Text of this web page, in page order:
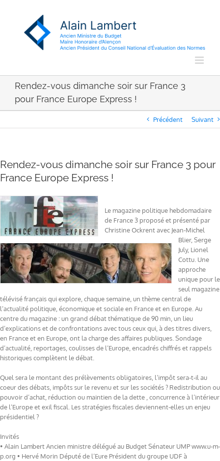
Rendez-vous dimanche soir sur France 3
pour France Europe Express !
Précédent Suivant
Rendez-vous dimanche soir sur France 3 pour
France Europe Express !
Le magazine politique hebdomadaire
de France 3 proposé et présenté par
Christine Ockrent avec Jean-Michel
Blier, Serge
July, Lionel
Cottu. Une
approche
unique pour le
seul magazine
télévisé français qui explore, chaque semaine, un thème central de
l’actualité politique, économique et sociale en France et en Europe. Au
centre du magazine : un grand débat thématique de 90 min, un lieu
d’explications et de confrontations avec tous ceux qui, à des titres divers,
en France et en Europe, ont la charge des affaires publiques. Sondage
d’actualité, reportages, coulisses de l’Europe, encadrés chiffrés et rappels
historiques complètent le débat.
Quel sera le montant des prélèvements obligatoires, l’impôt sera-t-il au
coeur des débats, impôts sur le revenu et sur les sociétés ? Redistribution ou
pouvoir d’achat, réduction ou maintien de la dette , concurrence à l’intérieur
de l’Europe et exil fiscal. Les stratégies fiscales deviennent-elles un enjeu
présidentiel ?
Invités
• Alain Lambert Ancien ministre délégué au Budget Sénateur UMP www.u-m-
p.org • Hervé Morin Député de l’Eure Président du groupe UDF à